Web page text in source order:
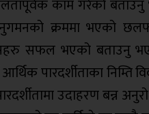
काम गरेको
क्रममा भएको
सफल भएको बताउनु
पारदर्शीताका
उदाहरण बन्न